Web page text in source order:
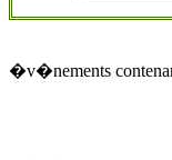
�v�nements